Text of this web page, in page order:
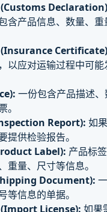
(Customs
含产品信息、数量、重
(Insurance
以应对运输过程中可
一份包含产品描述
。
Report): 如
提供检验报告。
Label): 产品标
重量、尺寸等信息。
Document):
等信息的单据。
(Import License): 如果